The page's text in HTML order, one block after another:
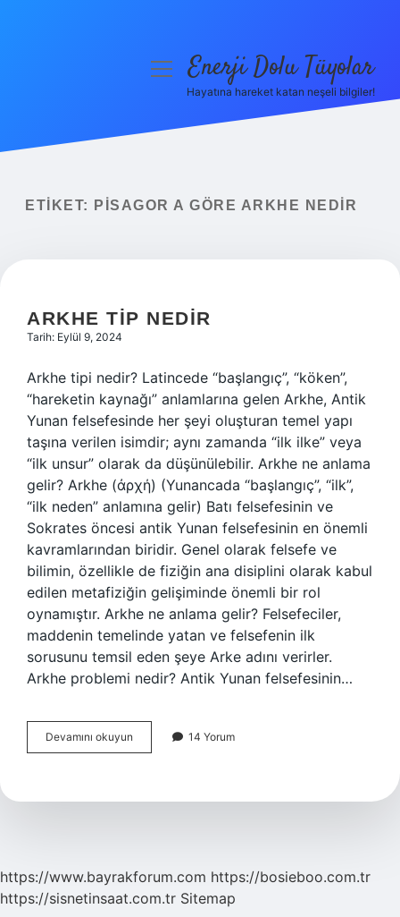
Yasal Uyarı
menüyüEnerji Dolu Tüyolar
Hayatına hareket katan neşeli bilgiler!
ETIKET: PISAGOR A GÖRE ARKHE NEDIR
ARKHE TIP NEDIR
Tarih: Eylül 9, 2024
Arkhe tipi nedir? Latincede “başlangıç”, “köken”,
“hareketin kaynağı” anlamlarına gelen Arkhe, Antik
Yunan felsefesinde her şeyi oluşturan temel yapı
taşına verilen isimdir; aynı zamanda “ilk ilke” veya
“ilk unsur” olarak da düşünülebilir. Arkhe ne anlama
gelir? Arkhe (ἀρχή) (Yunancada “başlangıç”, “ilk”,
“ilk neden” anlamına gelir) Batı felsefesinin ve
Sokrates öncesi antik Yunan felsefesinin en önemli
kavramlarından biridir. Genel olarak felsefe ve
bilimin, özellikle de fiziğin ana disiplini olarak kabul
edilen metafiziğin gelişiminde önemli bir rol
oynamıştır. Arkhe ne anlama gelir? Felsefeciler,
maddenin temelinde yatan ve felsefenin ilk
sorusunu temsil eden şeye Arke adını verirler.
Arkhe problemi nedir? Antik Yunan felsefesinin…
Devamını okuyun
Tip
14 Yorum
https://www.bayrakforum.com https://bosieboo.com.tr
https://sisnetinsaat.com.tr Sitemap